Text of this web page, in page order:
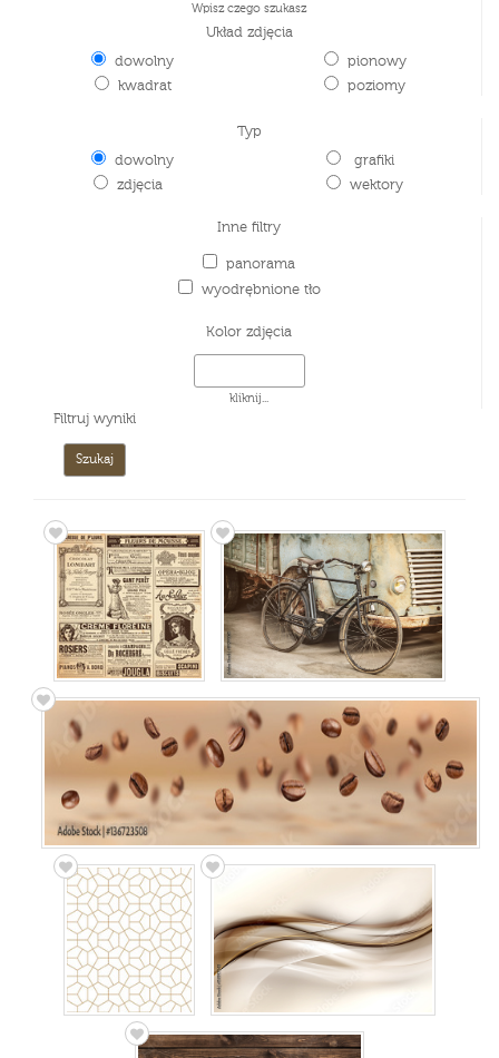
Wpisz czego szukasz
Układ zdjęcia
dowolny
kwadrat
pionowy
poziomy
Typ
dowolny
zdjęcia
grafiki
wektory
Inne filtry
panorama
wyodrębnione tło
Kolor zdjęcia
kliknij...
Filtruj wyniki